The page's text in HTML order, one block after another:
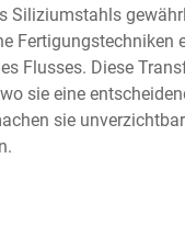
Siliziumstahls
Fertigungstechniken
Flusses. Diese
sie eine
sie